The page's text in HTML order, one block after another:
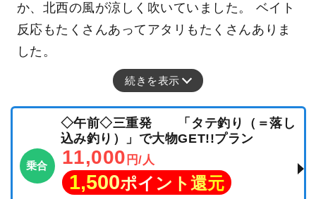
か、北西の風が涼しく吹いていました。 ベイト
反応もたくさんあってアタリもたくさんありま
した。
続きを表示
乗合
◇午前◇三重発 「タテ釣り（＝落し
込み釣り）」で大物GET!!プラン
11,000 円/人
1,500ポイント還元